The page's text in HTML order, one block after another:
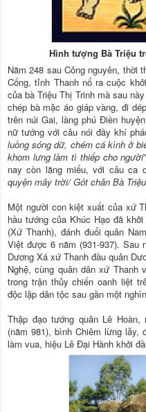
Hình tượng Bà Triệu
Năm 248 sau Công nguyên, thời
Cống, tỉnh Thanh nổ ra cuộc
của bà Triệu Thị Trinh mà sau
chép bà mặc áo giáp vàng, đi
trên núi Gai, làng phú Điền
nữ tướng với câu nói đầy khí
luồng sóng dữ, chém cá kình ở
khom lưng làm tì thiếp cho người
nay còn lăng miếu, với câu ca
quyện mây trời/ Gót chân Bà
Một người con kiệt xuất của xứ
hầu tướng của Khúc Hạo đã
(Xứ Thanh), đánh đuổi quân
Việt được 6 năm (931-937). Sau
Dương Xá xứ Thanh đầu quân
Nghệ, cùng quân dân xứ Thanh
trong trận thủy chiến oanh liệt
độc lập dân tộc sau gần một
Thập đạo tướng quân Lê
(năm 981), bình Chiêm lừng lẫy,
làm vua, hiệu Lê Đại Hành khởi